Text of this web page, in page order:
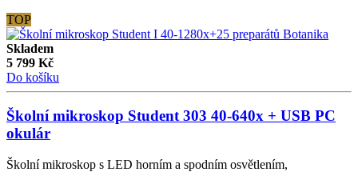
TOP
Skladem
5 799 Kč
Do košíku
Školní mikroskop Student 303 40-640x + USB PC
okulár
Školní mikroskop s LED horním a spodním osvětlením,